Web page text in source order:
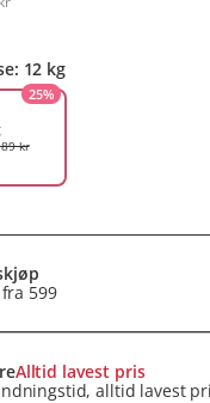
12 kg
25%
kr
599
Alltid lavest pris
alltid lavest